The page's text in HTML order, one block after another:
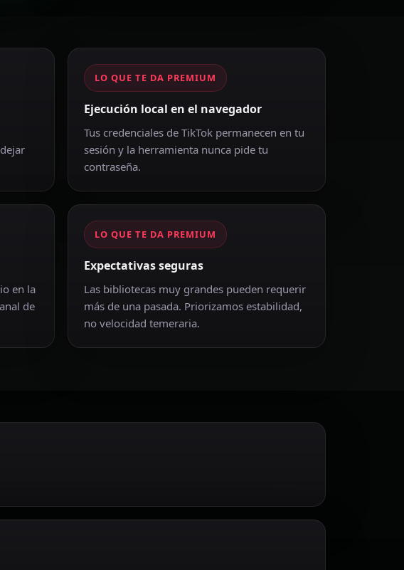
LO QUE TE DA PREMIUM
Ejecución local en el navegador
Tus credenciales de TikTok permanecen en tu
sesión y la herramienta nunca pide tu
contraseña.
en la
de
LO QUE TE DA PREMIUM
Expectativas seguras
Las bibliotecas muy grandes pueden requerir
más de una pasada. Priorizamos estabilidad,
no velocidad temeraria.